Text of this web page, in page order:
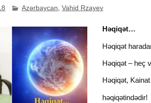
Azərbaycan Vahid Rzayev
Həqiqət…
Həqiqət
Həqiqət – heç
Həqiqət,
həqiqətindədir!